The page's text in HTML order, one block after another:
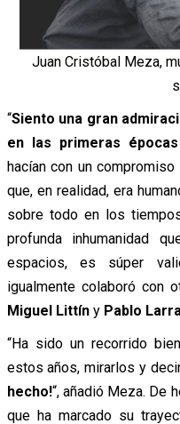
Juan Cristóbal Meza,
“Siento una gran
en las primeras
hacían con un
que, en realidad, era
sobre todo en los
profunda inhumanidad
espacios, es súper
igualmente colaboró con
Miguel Littíny Pablo
“Ha sido un recorrido
estos años, mirarlos y
hecho!“, añadió Meza. De
que ha marcado su